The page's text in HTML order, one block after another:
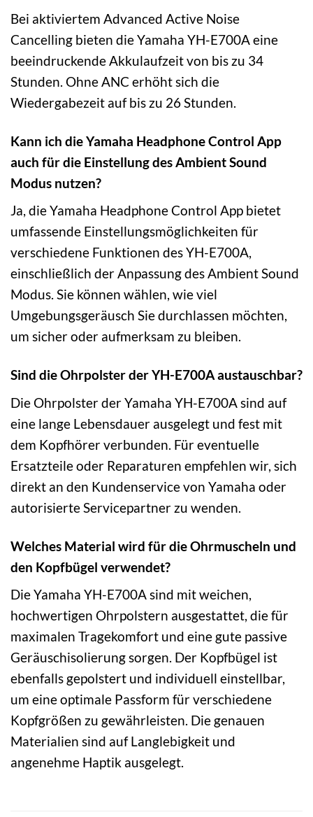
Bei aktiviertem Advanced Active Noise
Cancelling bieten die Yamaha YH-E700A eine
beeindruckende Akkulaufzeit von bis zu 34
Stunden. Ohne ANC erhöht sich die
Wiedergabezeit auf bis zu 26 Stunden.
Kann ich die Yamaha Headphone Control App
auch für die Einstellung des Ambient Sound
Modus nutzen?
Ja, die Yamaha Headphone Control App bietet
umfassende Einstellungsmöglichkeiten für
verschiedene Funktionen des YH-E700A,
einschließlich der Anpassung des Ambient Sound
Modus. Sie können wählen, wie viel
Umgebungsgeräusch Sie durchlassen möchten,
um sicher oder aufmerksam zu bleiben.
Sind die Ohrpolster der YH-E700A austauschbar?
Die Ohrpolster der Yamaha YH-E700A sind auf
eine lange Lebensdauer ausgelegt und fest mit
dem Kopfhörer verbunden. Für eventuelle
Ersatzteile oder Reparaturen empfehlen wir, sich
direkt an den Kundenservice von Yamaha oder
autorisierte Servicepartner zu wenden.
Welches Material wird für die Ohrmuscheln und
den Kopfbügel verwendet?
Die Yamaha YH-E700A sind mit weichen,
hochwertigen Ohrpolstern ausgestattet, die für
maximalen Tragekomfort und eine gute passive
Geräuschisolierung sorgen. Der Kopfbügel ist
ebenfalls gepolstert und individuell einstellbar,
um eine optimale Passform für verschiedene
Kopfgrößen zu gewährleisten. Die genauen
Materialien sind auf Langlebigkeit und
angenehme Haptik ausgelegt.